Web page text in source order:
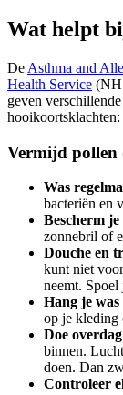
Wat helpt
De Asthma and
Health Service
geven
hooikoortsklachten:
Vermijd pollen
Was
bacteriën en
Bescherm
zonnebril of
Douche en
kunt niet
neemt.
Hang je
op je kleding
Doe
binnen.
doen. Dan
Controleer